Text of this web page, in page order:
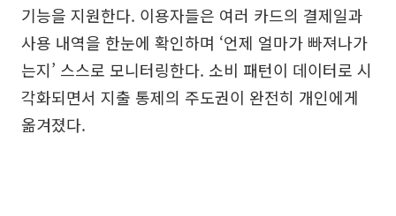
기능을 지원한다. 이용자들은 여러 카드의 결제일과
사용 내역을 한눈에 확인하며 ‘언제 얼마가 빠져나가
는지’ 스스로 모니터링한다. 소비 패턴이 데이터로 시
각화되면서 지출 통제의 주도권이 완전히 개인에게
옮겨졌다.